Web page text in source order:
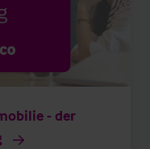
- der